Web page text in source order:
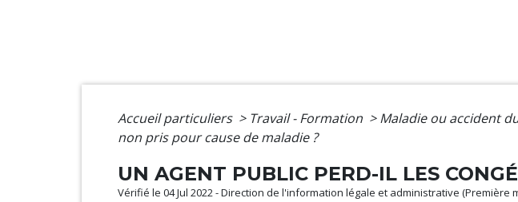
Accueil particuliers > Travail - Formation > Maladie ou accident
non pris pour cause de maladie ?
UN AGENT PUBLIC PERD-IL LES
Vérifié le 04 Jul 2022 - Direction de l'information légale et administrative (Première